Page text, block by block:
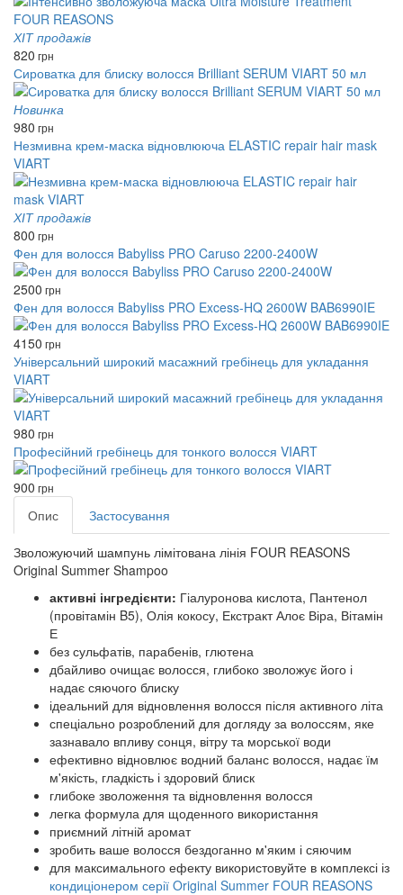
ХІТ продажів
820 грн
Сироватка для блиску волосся Brilliant SERUM VIART 50 мл
Новинка
980 грн
Незмивна крем-маска відновлююча ELASTIC repair hair mask
VIART
ХІТ продажів
800 грн
Фен для волосся Babyliss PRO Caruso 2200-2400W
2500 грн
Фен для волосся Babyliss PRO Excess-HQ 2600W BAB6990IE
4150 грн
Універсальний широкий масажний гребінець для укладання
VIART
980 грн
Професійний гребінець для тонкого волосся VIART
900 грн
Опис Застосування
Зволожуючий шампунь лімітована лінія FOUR REASONS
Original Summer Shampoo
активні інгредієнти: Гіалуронова кислота, Пантенол
(провітамін B5), Олія кокосу, Екстракт Алоє Віра, Вітамін
Е
без сульфатів, парабенів, глютена
дбайливо очищає волосся, глибоко зволожує його і
надає сяючого блиску
ідеальний для відновлення волосся після активного літа
спеціально розроблений для догляду за волоссям, яке
зазнавало впливу сонця, вітру та морської води
ефективно відновлює водний баланс волосся, надає їм
м'якість, гладкість і здоровий блиск
глибоке зволоження та відновлення волосся
легка формула для щоденного використання
приємний літній аромат
зробить ваше волосся бездоганно м'яким і сяючим
для максимального ефекту використовуйте в комплексі із
кондиціонером серії Original Summer FOUR REASONS